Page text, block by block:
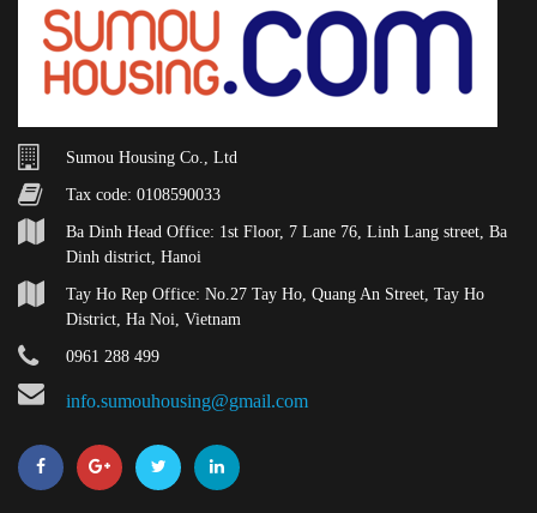
Sumou Housing Co., Ltd
Tax code: 0108590033
Ba Dinh Head Office: 1st Floor, 7 Lane 76, Linh Lang street, Ba
Dinh district, Hanoi
Tay Ho Rep Office: No.27 Tay Ho, Quang An Street, Tay Ho
District, Ha Noi, Vietnam
0961 288 499
info.sumouhousing@gmail.com